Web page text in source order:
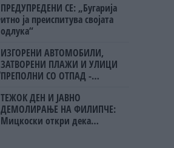
ПРЕДУПРЕДЕНИ СЕ: „Бугарија
итно ја преиспитува својата
одлука“
ИЗГОРЕНИ АВТОМОБИЛИ,
ЗАТВОРЕНИ ПЛАЖИ И УЛИЦИ
ПРЕПОЛНИ СО ОТПАД -
мигрантскиот бран кон Сеута
ТЕЖОК ДЕН И ЈАВНО
ДЕМОЛИРАЊЕ НА ФИЛИПЧЕ:
Мицкоски откри дека